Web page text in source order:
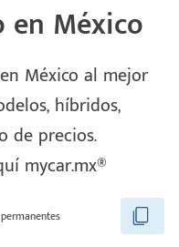
en México
México al mejor
híbridos,
de precios.
mycar.mx®